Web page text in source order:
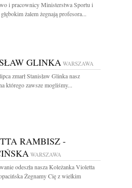
i pracownicy Ministerstwa Sportu i
żalem żegnają profesora...
GLINKA WARSZAWA
zmarł Stanisław Glinka nasz
którego zawsze mogliśmy...
RAMBISZ -
WARSZAWA
odeszła nasza Koleżanka Violetta
Żegnamy Cię z wielkim